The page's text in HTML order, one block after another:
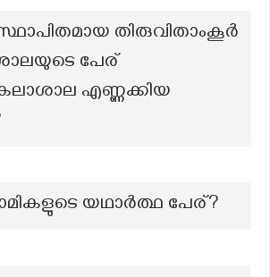
തിരുവിതാംകൂർ
പേര്
എണ്ണക്കിയ
യഥാര്‍ത്ഥ പേര്?